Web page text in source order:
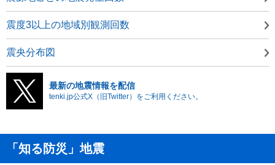
震度3以上の地域別観測回数
震央分布図
最新の地震情報を配信
tenki.jp公式X（旧Twitter）をご利用ください。
「知る防災」地震